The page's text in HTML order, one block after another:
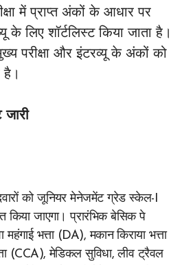
में प्राप्त अंकों के आधार पर
के लिए शॉर्टलिस्ट किया जाता है।
परीक्षा और इंटरव्यू के अंकों को
है।
को जूनियर मेनेजमेंट ग्रेड स्केल-I
जाएगा। प्रारंभिक बेसिक पे
भत्ता (DA), मकान किराया भत्ता
(CCA), मेडिकल सुविधा, लीव ट्रैवल